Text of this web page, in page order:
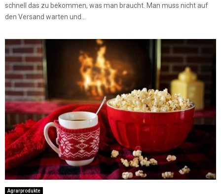
schnell das zu bekommen, was man braucht. Man muss nicht auf
den Versand warten und...
Agrarprodukte